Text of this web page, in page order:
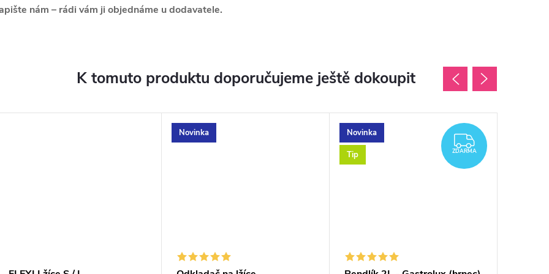
nám – rádi vám ji objednáme u dodavatele.
K tomuto produktu doporučujeme ještě dokoupit
Novinka
Novinka
Tip
ZDARMA
ZDARMA